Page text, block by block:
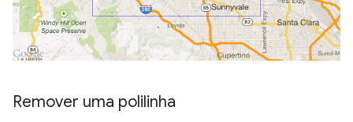
Remover uma polilinha